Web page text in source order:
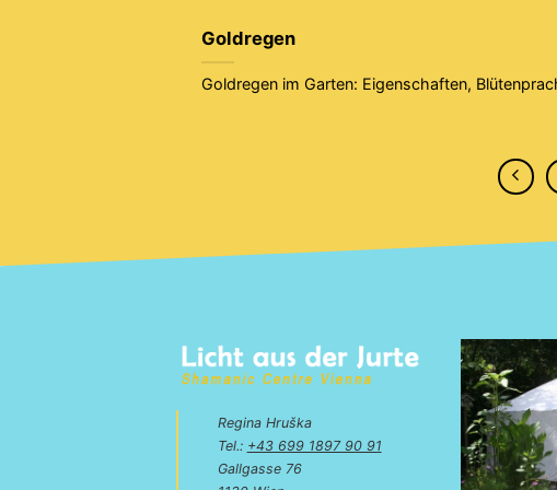
Goldregen
Goldregen im Garten: Eigenschaften,
Regina Hruška
Tel.: +43 699 1897 90 91
Gallgasse 76